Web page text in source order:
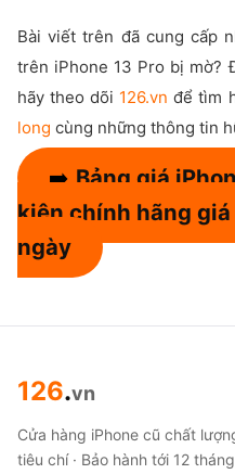
Bài viết trên đã cung cấp
trên iPhone 13 Pro bị mờ?
hãy theo dõi 126.vn để tìm
long cùng những thông tin
➡️ Bảng giá
kiện chính hãng
ngày
126.vn
Cửa hàng iPhone cũ chất
tiêu chí · Bảo hành tới 12